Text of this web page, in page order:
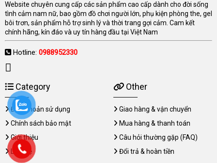
Website chuyên cung cấp các sản phẩm cao cấp dành cho đời sống
tình cảm nam nữ, bao gồm đồ chơi người lớn, phụ kiện phòng the, gel
bôi trơn, sản phẩm hỗ trợ sinh lý và thời trang gợi cảm. Cam kết
chính hãng, kín đáo và uy tín hàng đầu tại Việt Nam
Hotline: 0988952330
Category
Điều khoản sử dụng
Chính sách bảo mật
Giới thiệu
Liên hệ
Other
Giao hàng & vận chuyển
Mua hàng & thanh toán
Câu hỏi thường gặp (FAQ)
Đổi trả & hoàn tiền